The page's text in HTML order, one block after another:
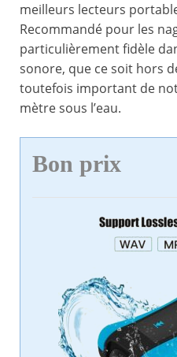
meilleurs lecteurs
Recommandé pour les
particulièrement fidèle
sonore, que ce soit hors
toutefois important de
mètre sous l’eau.
Bon prix